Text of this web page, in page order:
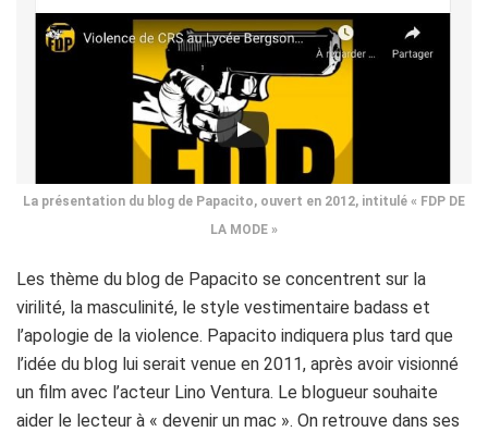
La présentation du blog de Papacito, ouvert en 2012, intitulé « FDP DE
LA MODE »
Les thème du blog de Papacito se concentrent sur la
virilité, la masculinité, le style vestimentaire badass et
l’apologie de la violence. Papacito indiquera plus tard que
l’idée du blog lui serait venue en 2011, après avoir visionné
un film avec l’acteur Lino Ventura. Le blogueur souhaite
aider le lecteur à « devenir un mac ». On retrouve dans ses